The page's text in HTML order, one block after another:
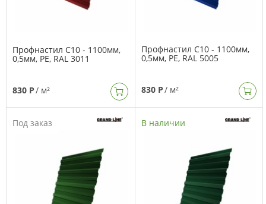
Профнастил C10 - 1100мм,
0,5мм, PE, RAL 3011
830 Р/ м²
Профнастил C10 - 1100мм,
0,5мм, PE, RAL 5005
830 Р/ м²
Под заказ В наличии